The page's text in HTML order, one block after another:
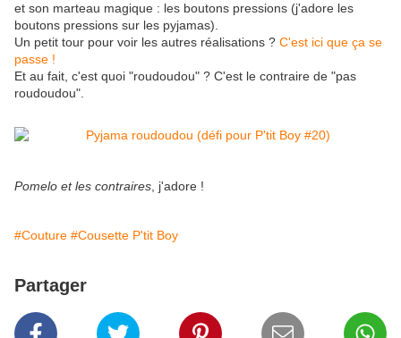
et son marteau magique : les boutons pressions (j'adore les
boutons pressions sur les pyjamas).
Un petit tour pour voir les autres réalisations ? C'est ici que ça se
passe !
Et au fait, c'est quoi "roudoudou" ? C'est le contraire de "pas
roudoudou".
Pomelo et les contraires , j'adore !
#Couture #Cousette P'tit Boy
Partager